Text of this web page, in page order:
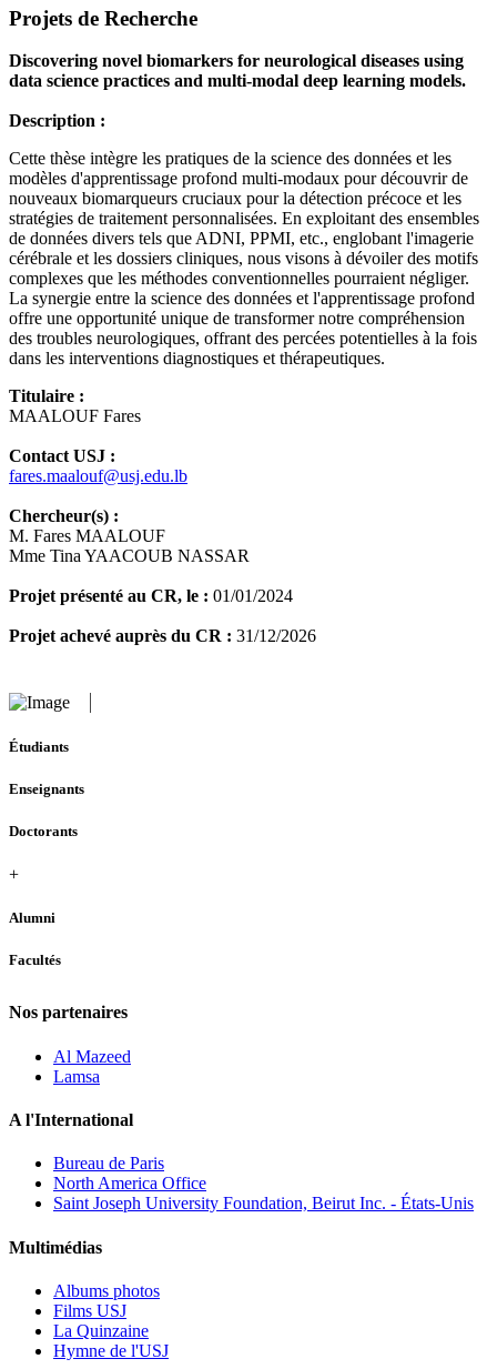
Projets de Recherche
Discovering novel biomarkers for neurological diseases using
data science practices and multi-modal deep learning models.
Description :
Cette thèse intègre les pratiques de la science des données et les
modèles d'apprentissage profond multi-modaux pour découvrir de
nouveaux biomarqueurs cruciaux pour la détection précoce et les
stratégies de traitement personnalisées. En exploitant des ensembles
de données divers tels que ADNI, PPMI, etc., englobant l'imagerie
cérébrale et les dossiers cliniques, nous visons à dévoiler des motifs
complexes que les méthodes conventionnelles pourraient négliger.
La synergie entre la science des données et l'apprentissage profond
offre une opportunité unique de transformer notre compréhension
des troubles neurologiques, offrant des percées potentielles à la fois
dans les interventions diagnostiques et thérapeutiques.
Titulaire :
MAALOUF Fares
Contact USJ :
fares.maalouf@usj.edu.lb
Chercheur(s) :
M. Fares MAALOUF
Mme Tina YAACOUB NASSAR
Projet présenté au CR, le : 01/01/2024
Projet achevé auprès du CR : 31/12/2026
Étudiants
Enseignants
Doctorants
+
Alumni
Facultés
Nos partenaires
Al Mazeed
Lamsa
A l'International
Bureau de Paris
North America Office
Saint Joseph University Foundation, Beirut Inc. - États-Unis
Multimédias
Albums photos
Films USJ
La Quinzaine
Hymne de l'USJ